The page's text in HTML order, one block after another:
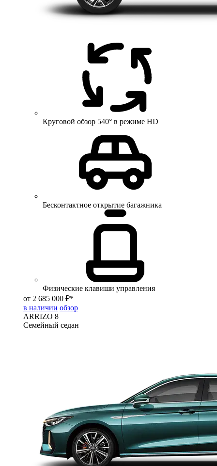
Круговой обзор 540° в режиме HD
Бесконтактное открытие багажника
Физические клавиши управления
от 2 685 000 ₽*
в наличии обзор
ARRIZO 8
Семейный седан